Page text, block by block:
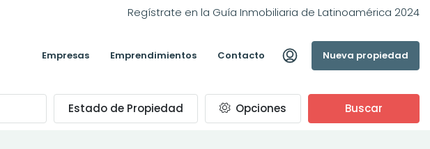
Regístrate en la Guía Inmobiliaria de Latinoamérica 2024
Empresas Emprendimientos Contacto Nueva propiedad
Estado de Propiedad Opciones Buscar